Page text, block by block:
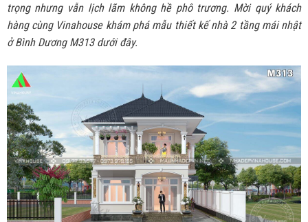
trọng nhưng vẫn lịch lãm không hề phô trương. Mời quý khách
hàng cùng Vinahouse khám phá mẫu thiết kế nhà 2 tầng mái nhật
ở Bình Dương M313 dưới đây.